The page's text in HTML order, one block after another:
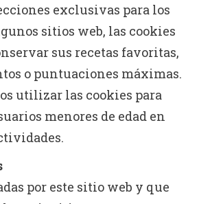
exclusivas para los
sitios web, las cookies
sus recetas favoritas,
o puntuaciones máximas.
utilizar las cookies para
menores de edad en
por este sitio web y que